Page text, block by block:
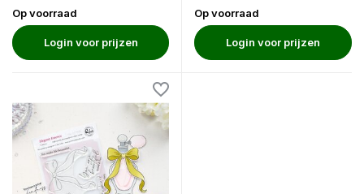
Op voorraad
Login voor prijzen
Op voorraad
Login voor prijzen